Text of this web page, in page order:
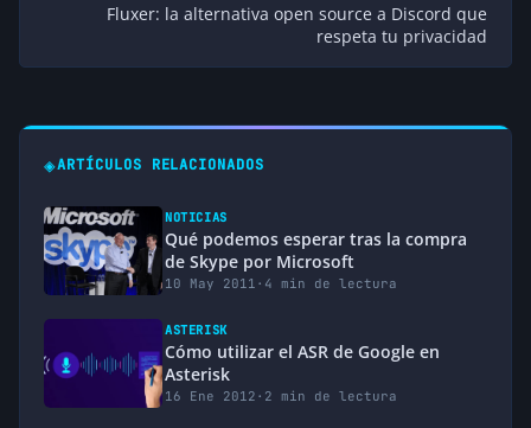
Fluxer: la alternativa open source a Discord que
respeta tu privacidad
◈ARTÍCULOS RELACIONADOS
NOTICIAS
Qué podemos esperar tras la compra
de Skype por Microsoft
10 May 2011 · 4 min de lectura
ASTERISK
Cómo utilizar el ASR de Google en
Asterisk
16 Ene 2012 · 2 min de lectura